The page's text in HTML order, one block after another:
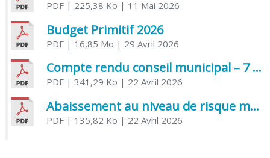
PDF| 225,38 Ko | 11 Mai 2026
Budget Primitif 2026
PDF| 16,85 Mo | 29 Avril 2026
Compte rendu conseil municipal – 7 avril 2026
PDF| 341,29 Ko | 22 Avril 2026
Abaissement au niveau de risque modéré de l’Influenza aviaire
PDF| 135,82 Ko | 22 Avril 2026